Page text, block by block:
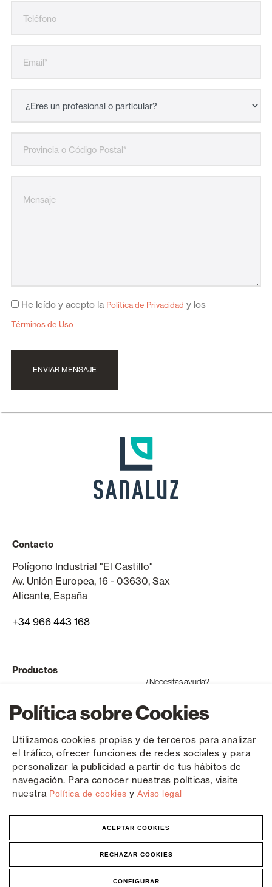
Política sobre Cookies
Utilizamos cookies propias y de terceros para analizar
el tráfico, ofrecer funciones de redes sociales y para
personalizar la publicidad a partir de tus hábitos de
navegación. Para conocer nuestras políticas, visite
nuestra Política de cookies y Aviso legal
ACEPTAR COOKIES
RECHAZAR COOKIES
CONFIGURAR
He leído y acepto la Política de Privacidad y los
Términos de Uso
ENVIAR MENSAJE
Contacto
Polígono Industrial "El Castillo"
Av. Unión Europea, 16 - 03630, Sax
Alicante, España
+34 966 443 168
Productos
Ventanas y puertas de PVC
Productos compatibles
Componentes
¿Necesitas ayuda?